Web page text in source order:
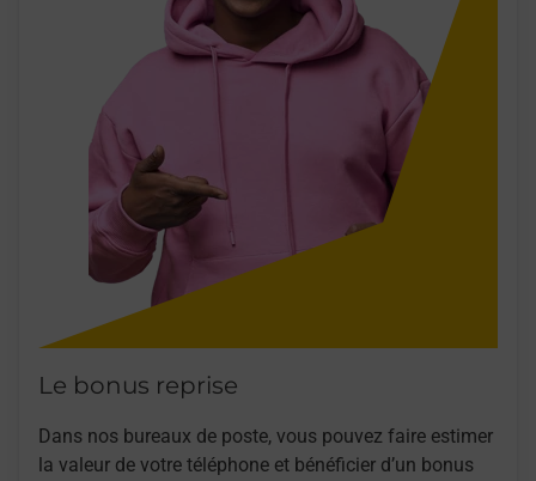
Le bonus reprise
Dans nos bureaux de poste, vous pouvez faire estimer
la valeur de votre téléphone et bénéficier d’un bonus